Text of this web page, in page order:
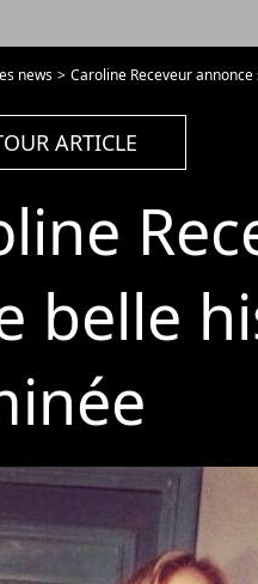
news Caroline Receveur
ARTICLE
belle